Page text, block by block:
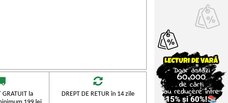
GRATUIT la
DREPT DE RETUR în 14 zile